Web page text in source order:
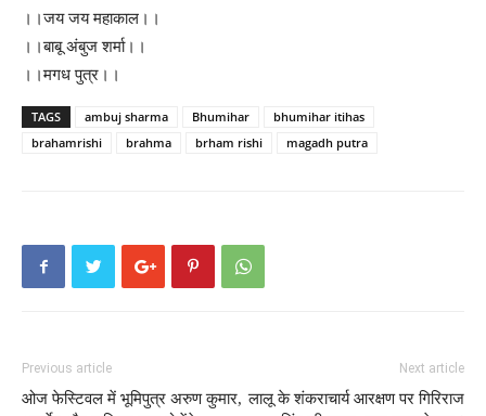
।।जय जय महाकाल।।
।।बाबू अंबुज शर्मा।।
।।मगध पुत्र।।
TAGS ambuj sharma Bhumihar
bhumihar itihas
brahamrishi
brahma brham rishi magadh putra
Previous article
ओज फेस्टिवल में भूमिपुत्र अरुण कुमार,
Next article
लालू के शंकराचार्य आरक्षण पर गिरिराज